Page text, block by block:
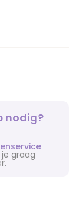
nodig?
graag